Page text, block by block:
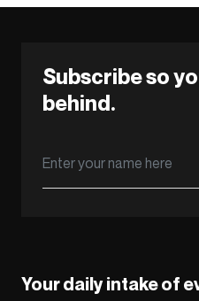
Subscribe so
behind.
Your daily intake of